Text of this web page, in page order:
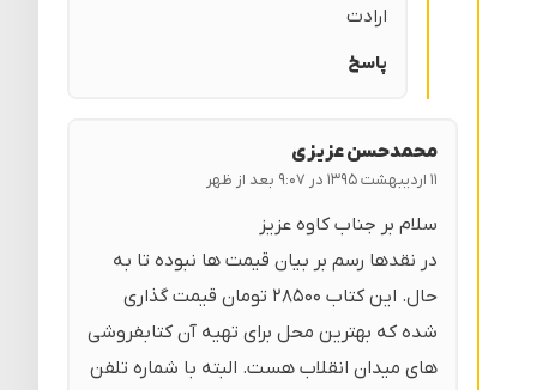
ارادت
پاسخ
محمدحسن عزیزی
۱۱ اردیبهشت ۱۳۹۵ در ۹:۰۷ بعد از ظهر
سلام بر جناب کاوه عزیز
در نقدها رسم بر بیان قیمت ها نبوده تا به
حال. این کتاب ۲۸۵۰۰ تومان قیمت گذاری
شده که بهترین محل برای تهیه آن کتابفروشی
های میدان انقلاب هست. البته با شماره تلفن